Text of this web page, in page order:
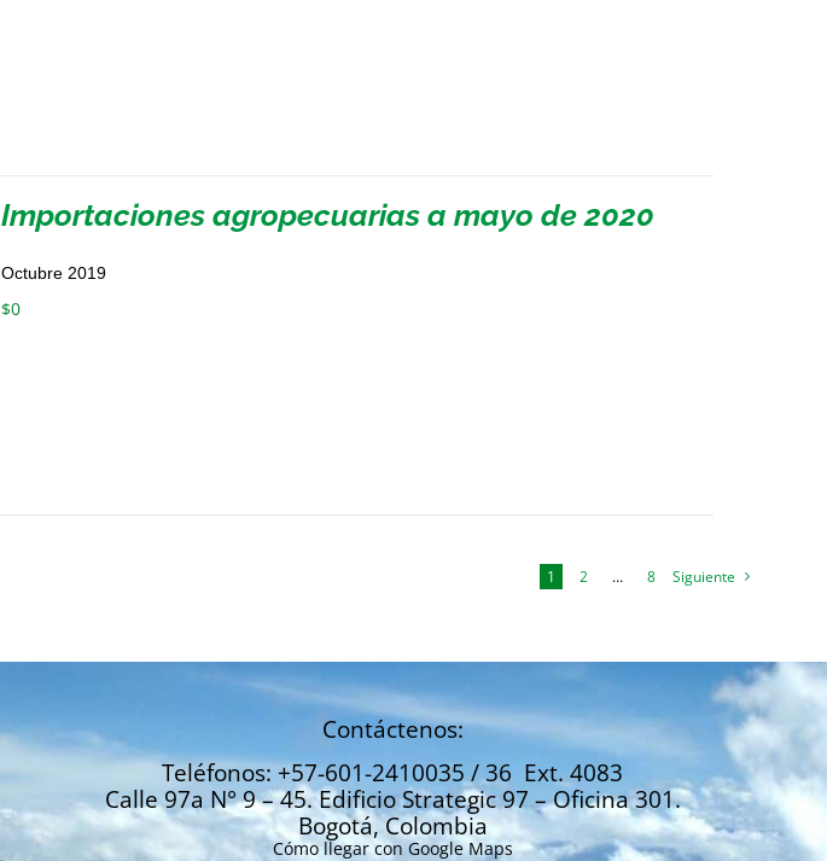
Importaciones agropecuarias a mayo de 2020
Octubre 2019
$0
1 2 … 8 Siguiente
Contáctenos:
Teléfonos: +57-601-2410035 / 36 Ext. 4083
Calle 97a N° 9 – 45. Edificio Strategic 97 – Oficina 301.
Bogotá, Colombia
Cómo llegar con Google Maps